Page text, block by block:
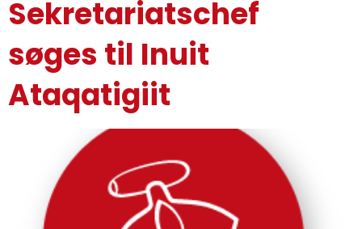
Sekretariatschef
søges til Inuit
Ataqatigiit